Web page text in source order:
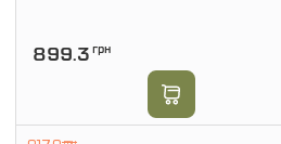
899.3 грн